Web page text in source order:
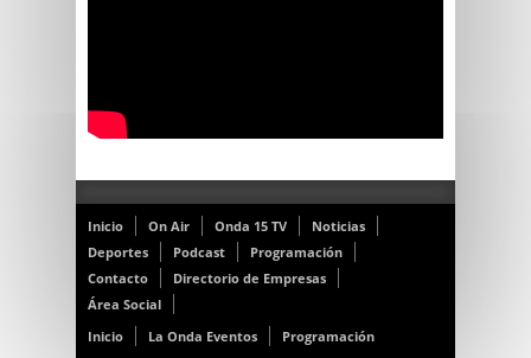
Inicio On Air Onda 15 TV
Noticias
Deportes
Podcast
Programación
Contacto
Directorio de Empresas
Área Social
Inicio
La Onda Eventos Programación